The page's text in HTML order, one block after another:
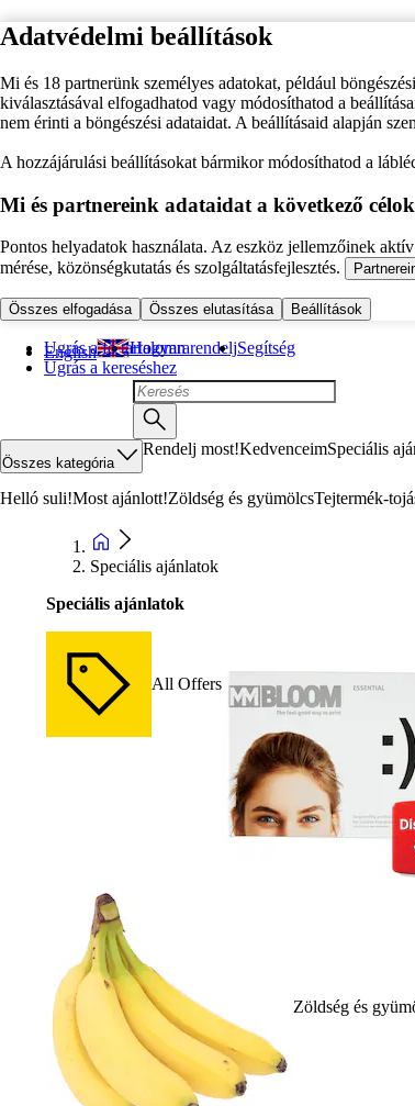
Adatvédelmi beállítások
Mi és 18 partnerünk személyes adatokat, például
kiválasztásával elfogadhatod vagy módosíthatod a
nem érinti a böngészési adataidat. A beállításaid alapján
A hozzájárulási beállításokat bármikor módosíthatod a
Mi és partnereink adataidat a következő
Pontos helyadatok használata. Az eszköz jellemzőinek
mérése, közönségkutatás és szolgáltatásfejlesztés.
Összes elfogadása Összes elutasítása Beállítások
Ugrás a fő tartalomra
Ugrás a kereséshez
English Hogyan rendeljSegítség
Összes kategória
Rendelj most!KedvenceimSpeciális
Helló suli!Most ajánlott!Zöldség és gyümölcsTejtermék-
Speciális ajánlatok
Speciális ajánlatok
All Offers
Zöldség és